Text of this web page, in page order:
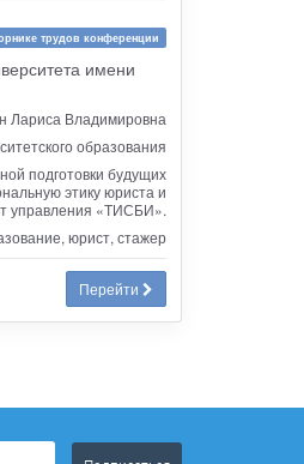
трудов конференции
имени
Лариса Владимировна
образования
подготовки будущих
этику юриста и
управления «ТИСБИ».
юрист, стажер
Перейти